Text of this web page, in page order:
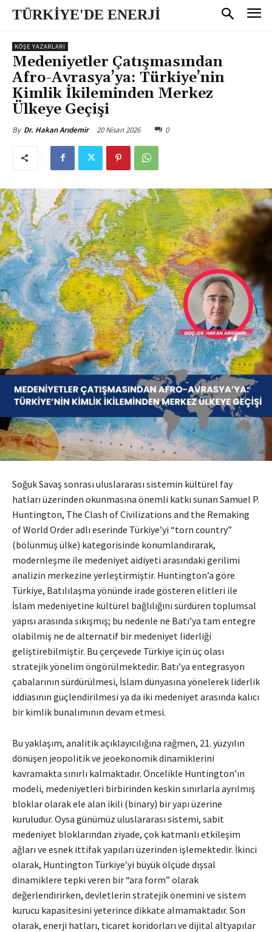
TÜRKİYE'DE ENERJİ
KÖŞE YAZARLARI
Medeniyetler Çatışmasından
Afro-Avrasya’ya: Türkiye’nin
Kimlik İkileminden Merkez
Ülkeye Geçişi
By Dr. Hakan Arıdemir 20 Nisan 2026 0
Soğuk Savaş sonrası uluslararası sistemin kültürel fay
hatları üzerinden okunmasına önemli katkı sunan Samuel P.
Huntington, The Clash of Civilizations and the Remaking
of World Order adlı eserinde Türkiye’yi “torn country”
(bölünmüş ülke) kategorisinde konumlandırarak,
modernleşme ile medeniyet aidiyeti arasındaki gerilimi
analizin merkezine yerleştirmiştir. Huntington’a göre
Türkiye, Batılılaşma yönünde irade gösteren elitleri ile
İslam medeniyetine kültürel bağlılığını sürdüren toplumsal
yapısı arasında sıkışmış; bu nedenle ne Batı’ya tam entegre
olabilmiş ne de alternatif bir medeniyet liderliği
geliştirebilmiştir. Bu çerçevede Türkiye için üç olası
stratejik yönelim öngörülmektedir: Batı’ya entegrasyon
çabalarının sürdürülmesi, İslam dünyasına yönelerek liderlik
iddiasının güçlendirilmesi ya da iki medeniyet arasında kalıcı
bir kimlik bunalımının devam etmesi.
Bu yaklaşım, analitik açıklayıcılığına rağmen, 21. yüzyılın
dönüşen jeopolitik ve jeoekonomik dinamiklerini
kavramakta sınırlı kalmaktadır. Öncelikle Huntington’ın
modeli, medeniyetleri birbirinden keskin sınırlarla ayrılmış
bloklar olarak ele alan ikili (binary) bir yapı üzerine
kuruludur. Oysa günümüz uluslararası sistemi, sabit
medeniyet bloklarından ziyade, çok katmanlı etkileşim
ağları ve esnek ittifak yapıları üzerinden işlemektedir. İkinci
olarak, Huntington Türkiye’yi büyük ölçüde dışsal
dinamiklere tepki veren bir “ara form” olarak
değerlendirirken, devletlerin stratejik önemini ve sistem
kurucu kapasitesini yeterince dikkate almamaktadır. Son
olarak, enerji hatları, ticaret koridorları ve dijital altyapılar